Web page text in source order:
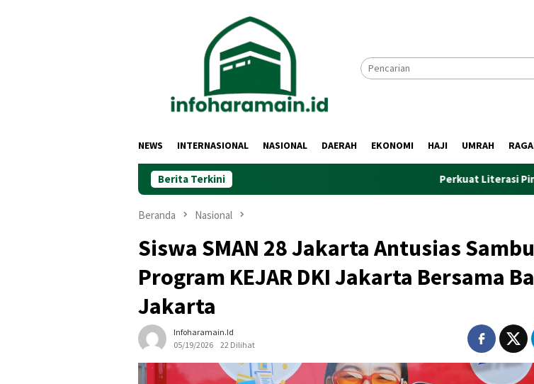
NEWS INTERNASIONAL NASIONAL DAERAH EKONOMI HAJI UMRAH
Berita Terkini Perkuat Literasi Pindar, PWI
Beranda Nasional
Siswa SMAN 28 Jakarta Antusias
Program KEJAR DKI Jakarta Bersama
Jakarta
Infoharamain.id
05/19/2026
22 Dilihat